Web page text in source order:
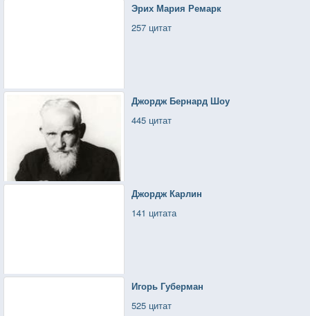
Эрих Мария Ремарк
257 цитат
Джордж Бернард Шоу
445 цитат
Джордж Карлин
141 цитата
Игорь Губерман
525 цитат